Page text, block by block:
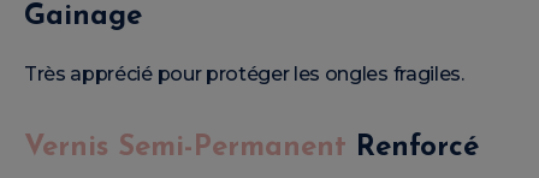
Gainage
Très apprécié pour protéger les ongles fragiles.
Vernis Semi-Permanent Renforcé